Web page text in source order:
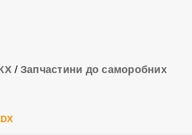
/ Запчастини до саморобних